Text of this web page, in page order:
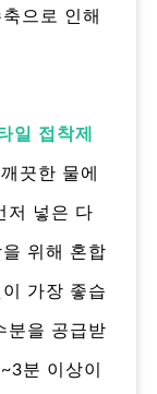
으로 인해
일 접착제
끗한 물에
저 넣은 다
위해 혼합
가장 좋습
분을 공급받
분 이상이